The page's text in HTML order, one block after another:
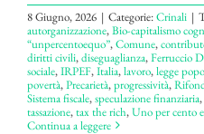
8 Giugno, 2026 | Categorie:Crinali |
autorganizzazione,Bio-capitalismo
“unpercentoequo”,Comune,
diritti civili,diseguaglianza,Ferruccio
sociale,IRPEF,Italia,lavoro,legge
povertà,Precarietà,progressività,
Sistema fiscale,speculazione finanziaria,
tassazione,tax the rich,Uno per cento
Continua a leggere